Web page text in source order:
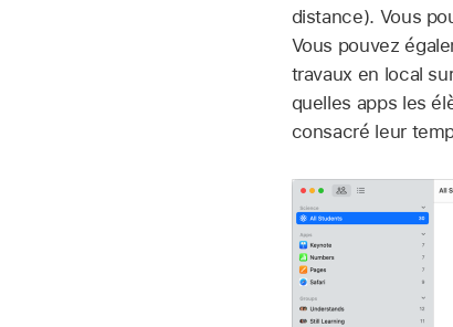
distance). Vous
Vous pouvez
travaux en local
quelles apps les
consacré leur